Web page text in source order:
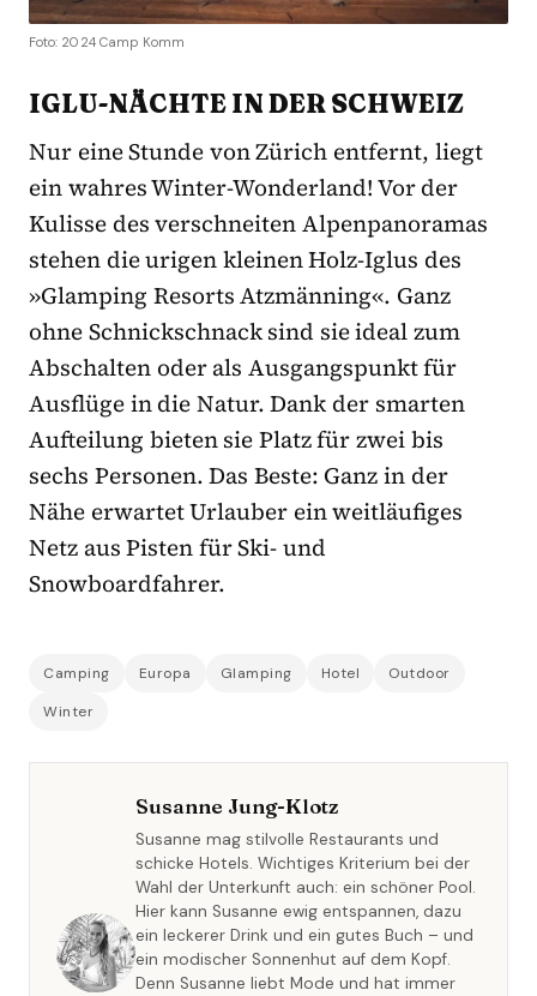
Foto: 2024 Camp Komm
IGLU-NÄCHTE IN DER SCHWEIZ
Nur eine Stunde von Zürich entfernt, liegt
ein wahres Winter-Wonderland! Vor der
Kulisse des verschneiten Alpenpanoramas
stehen die urigen kleinen Holz-Iglus des
»Glamping Resorts Atzmänning«. Ganz
ohne Schnickschnack sind sie ideal zum
Abschalten oder als Ausgangspunkt für
Ausflüge in die Natur. Dank der smarten
Aufteilung bieten sie Platz für zwei bis
sechs Personen. Das Beste: Ganz in der
Nähe erwartet Urlauber ein weitläufiges
Netz aus Pisten für Ski- und
Snowboardfahrer.
Camping Europa Glamping Hotel
Outdoor
Winter
Susanne Jung-Klotz
Susanne mag stilvolle Restaurants und
schicke Hotels. Wichtiges Kriterium bei der
Wahl der Unterkunft auch: ein schöner Pool.
Hier kann Susanne ewig entspannen, dazu
ein leckerer Drink und ein gutes Buch – und
ein modischer Sonnenhut auf dem Kopf.
Denn Susanne liebt Mode und hat immer